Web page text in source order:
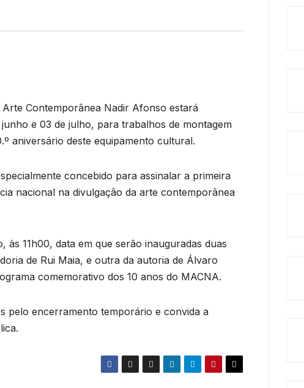
Contemporânea Nadir Afonso estará
e 03 de julho, para trabalhos de montagem
aniversário deste equipamento cultural.
concebido para assinalar a primeira
nacional na divulgação da arte contemporânea
11h00, data em que serão inauguradas duas
de Rui Maia, e outra da autoria de Álvaro
comemorativo dos 10 anos do MACNA.
pelo encerramento temporário e convida a